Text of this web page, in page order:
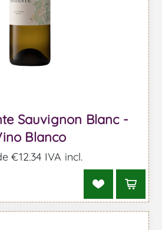
Sauvignon Blanc -
Blanco
€12,34 IVA incl.